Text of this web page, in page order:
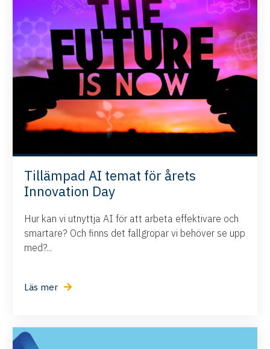
Tillämpad AI temat för årets
Innovation Day
Hur kan vi utnyttja AI för att arbeta effektivare och
smartare? Och finns det fallgropar vi behöver se upp
med?...
Läs mer